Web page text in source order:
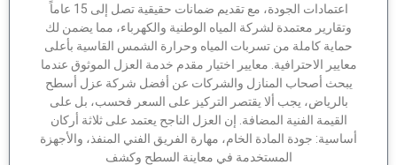
اعتمادات الجودة، مع تقديم ضمانات حقيقية تصل إلى 15 عاماً
وتقارير معتمدة لشركة المياه الوطنية والكهرباء، مما يضمن لك
حماية كاملة من تسربات المياه وحرارة الشمس القاسية بأعلى
الاحترافية. معايير اختيار مقدم خدمة العزل الموثوق عندما
يبحث أصحاب المنازل والشركات عن أفضل شركة عزل أسطح
بالرياض، يجب ألا يقتصر التركيز على السعر فحسب، بل على
القيمة الفنية المضافة. إن العزل الناجح يعتمد على ثلاثة أركان
جودة المادة الخام، مهارة الفريق الفني المنفذ، والأجهزة
المستخدمة في معاينة السطح وكشف